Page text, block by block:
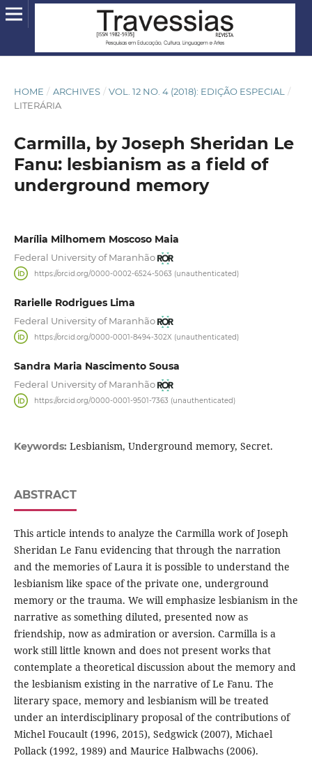
HOME / ARCHIVES / VOL. 12 NO. 4 (2018): EDIÇÃO ESPECIAL
/
LITERÁRIA
Carmilla, by Joseph Sheridan Le
Fanu: lesbianism as a field of
underground memory
Marília Milhomem Moscoso Maia
Federal University of Maranhão
https://orcid.org/0000-0002-6524-5063 (unauthenticated)
Rarielle Rodrigues Lima
Federal University of Maranhão
https://orcid.org/0000-0001-8494-302X (unauthenticated)
Sandra Maria Nascimento Sousa
Federal University of Maranhão
https://orcid.org/0000-0001-9501-7363 (unauthenticated)
Keywords: Lesbianism, Underground memory, Secret.
ABSTRACT
This article intends to analyze the Carmilla work of Joseph
Sheridan Le Fanu evidencing that through the narration
and the memories of Laura it is possible to understand the
lesbianism like space of the private one, underground
memory or the trauma. We will emphasize lesbianism in the
narrative as something diluted, presented now as
friendship, now as admiration or aversion. Carmilla is a
work still little known and does not present works that
contemplate a theoretical discussion about the memory and
the lesbianism existing in the narrative of Le Fanu. The
literary space, memory and lesbianism will be treated
under an interdisciplinary proposal of the contributions of
Michel Foucault (1996, 2015), Sedgwick (2007), Michael
Pollack (1992, 1989) and Maurice Halbwachs (2006).